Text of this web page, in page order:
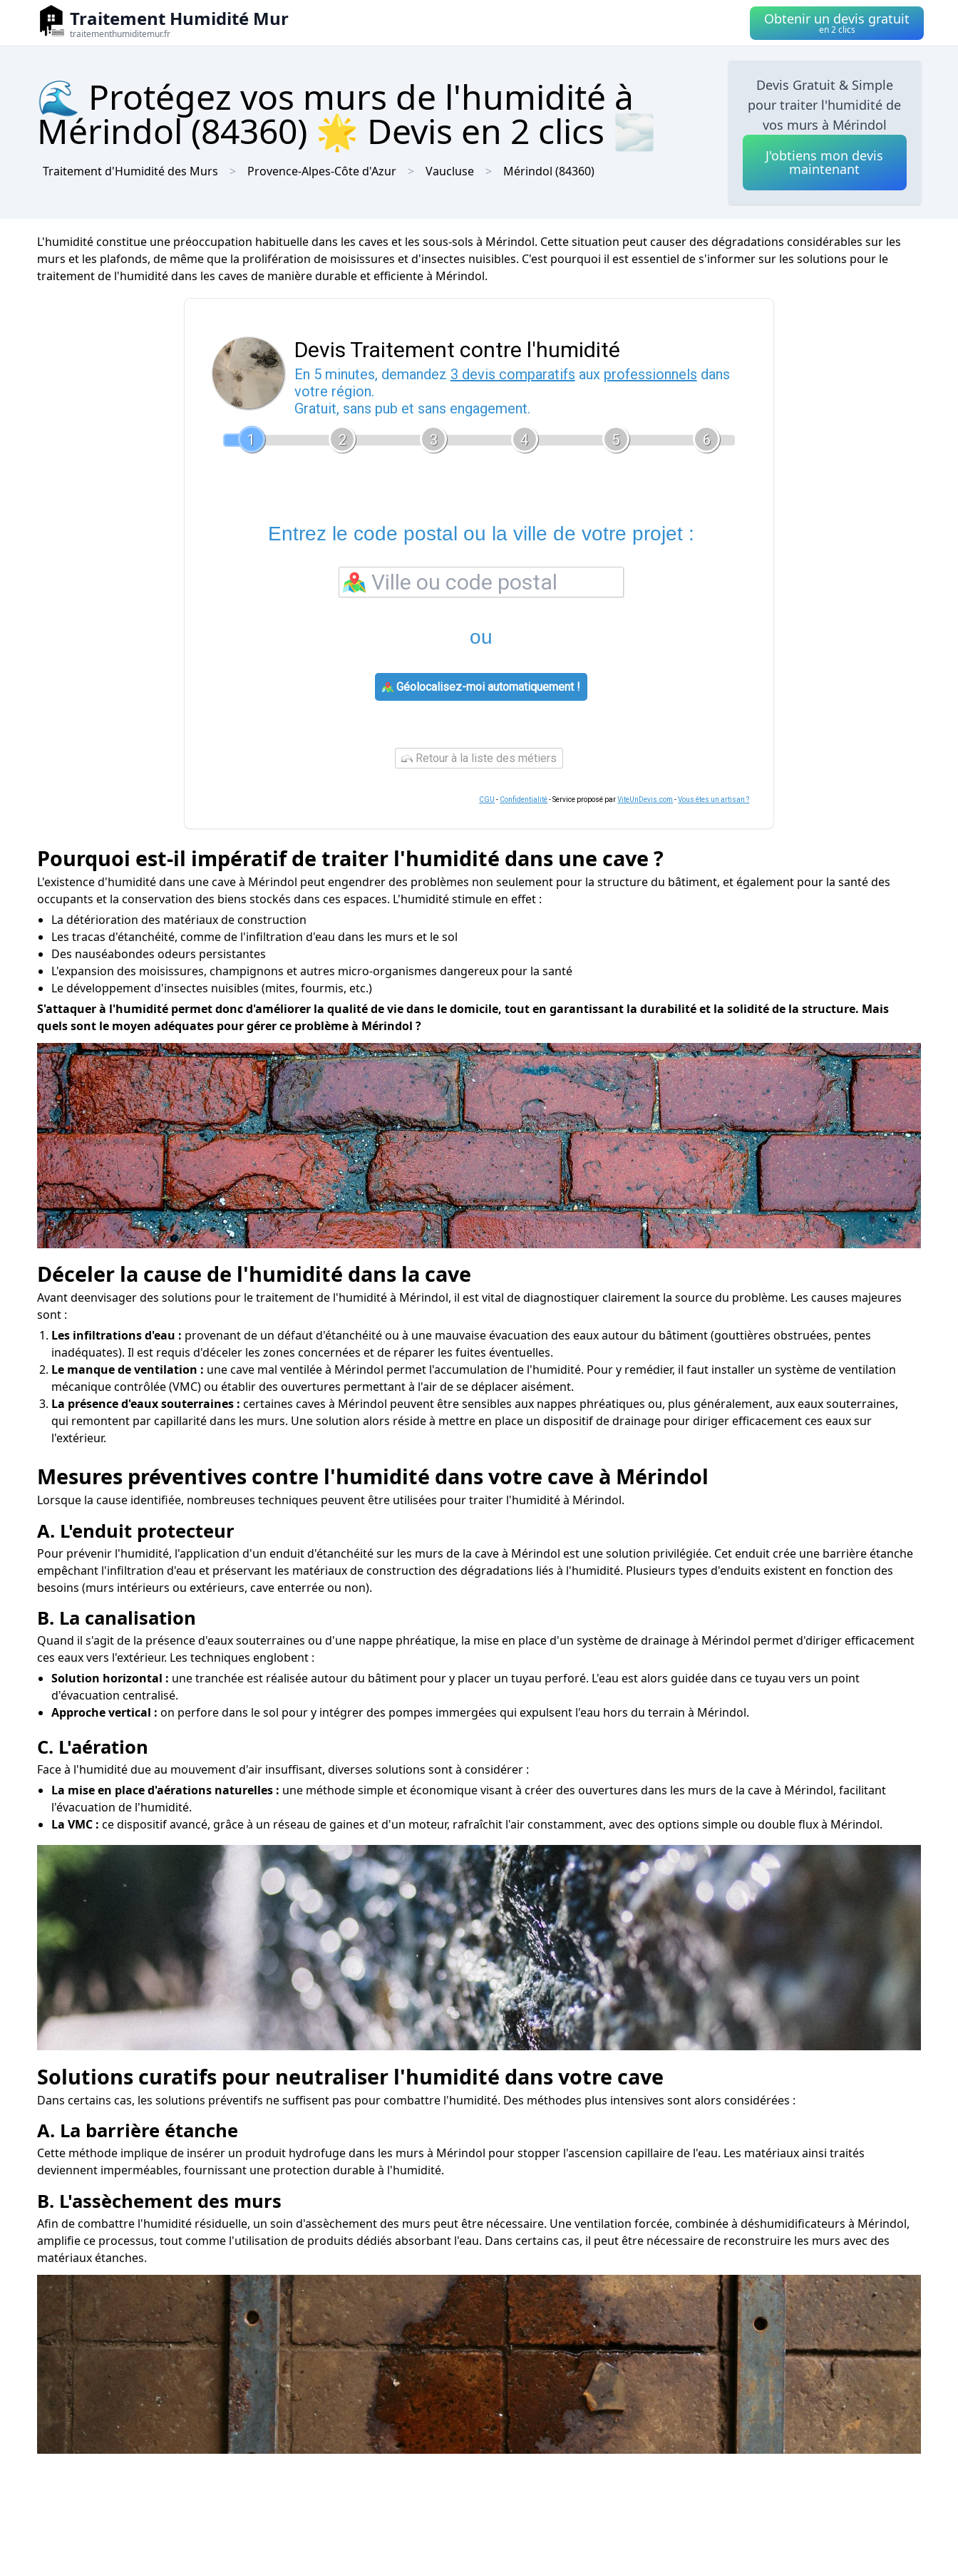
Traitement Humidité Mur
traitementhumiditemur.fr
Obtenir un devis gratuit
en 2 clics
🌊 Protégez vos murs de l'humidité à
Mérindol (84360) 🌟 Devis en 2 clics 🌫
Traitement d'Humidité des Murs Provence-Alpes-Côte d'Azur Vaucluse Mérindol (84360)
Devis Gratuit & Simple
pour traiter l'humidité de
vos murs à Mérindol
J'obtiens mon devis
maintenant
L'humidité constitue une préoccupation habituelle dans les caves et les sous-sols à Mérindol. Cette situation peut causer des dégradations considérables sur les
murs et les plafonds, de même que la prolifération de moisissures et d'insectes nuisibles. C'est pourquoi il est essentiel de s'informer sur les solutions pour le
traitement de l'humidité dans les caves de manière durable et efficiente à Mérindol.
Devis Traitement contre l'humidité
En 5 minutes, demandez 3 devis comparatifs aux professionnels dans
votre région.
Gratuit, sans pub et sans engagement.
1
2 3 4 5 6
Entrez le code postal ou la ville de votre projet :
ou
Géolocalisez-moi automatiquement !
Retour à la liste des métiers
CGU - Confidentialité- Service proposé parViteUnDevis.com -Vous êtes un artisan ?
Pourquoi est-il impératif de traiter l'humidité dans une cave ?
L'existence d'humidité dans une cave à Mérindol peut engendrer des problèmes non seulement pour la structure du bâtiment, et également pour la santé des
occupants et la conservation des biens stockés dans ces espaces. L'humidité stimule en effet :
La détérioration des matériaux de construction
Les tracas d'étanchéité, comme de l'infiltration d'eau dans les murs et le sol
Des nauséabondes odeurs persistantes
L'expansion des moisissures, champignons et autres micro-organismes dangereux pour la santé
Le développement d'insectes nuisibles (mites, fourmis, etc.)
S'attaquer à l'humidité permet donc d'améliorer la qualité de vie dans le domicile, tout en garantissant la durabilité et la solidité de la structure. Mais
quels sont le moyen adéquates pour gérer ce problème à Mérindol ?
Déceler la cause de l'humidité dans la cave
Avant deenvisager des solutions pour le traitement de l'humidité à Mérindol, il est vital de diagnostiquer clairement la source du problème. Les causes majeures
sont :
Les infiltrations d'eau : provenant de un défaut d'étanchéité ou à une mauvaise évacuation des eaux autour du bâtiment (gouttières obstruées, pentes
inadéquates). Il est requis d'déceler les zones concernées et de réparer les fuites éventuelles.
Le manque de ventilation : une cave mal ventilée à Mérindol permet l'accumulation de l'humidité. Pour y remédier, il faut installer un système de ventilation
mécanique contrôlée (VMC) ou établir des ouvertures permettant à l'air de se déplacer aisément.
La présence d'eaux souterraines : certaines caves à Mérindol peuvent être sensibles aux nappes phréatiques ou, plus généralement, aux eaux souterraines,
qui remontent par capillarité dans les murs. Une solution alors réside à mettre en place un dispositif de drainage pour diriger efficacement ces eaux sur
l'extérieur.
Mesures préventives contre l'humidité dans votre cave à Mérindol
Lorsque la cause identifiée, nombreuses techniques peuvent être utilisées pour traiter l'humidité à Mérindol.
A. L'enduit protecteur
Pour prévenir l'humidité, l'application d'un enduit d'étanchéité sur les murs de la cave à Mérindol est une solution privilégiée. Cet enduit crée une barrière étanche
empêchant l'infiltration d'eau et préservant les matériaux de construction des dégradations liés à l'humidité. Plusieurs types d'enduits existent en fonction des
besoins (murs intérieurs ou extérieurs, cave enterrée ou non).
B. La canalisation
Quand il s'agit de la présence d'eaux souterraines ou d'une nappe phréatique, la mise en place d'un système de drainage à Mérindol permet d'diriger efficacement
ces eaux vers l'extérieur. Les techniques englobent :
Solution horizontal : une tranchée est réalisée autour du bâtiment pour y placer un tuyau perforé. L'eau est alors guidée dans ce tuyau vers un point
d'évacuation centralisé.
Approche vertical : on perfore dans le sol pour y intégrer des pompes immergées qui expulsent l'eau hors du terrain à Mérindol.
C. L'aération
Face à l'humidité due au mouvement d'air insuffisant, diverses solutions sont à considérer :
La mise en place d'aérations naturelles : une méthode simple et économique visant à créer des ouvertures dans les murs de la cave à Mérindol, facilitant
l'évacuation de l'humidité.
La VMC : ce dispositif avancé, grâce à un réseau de gaines et d'un moteur, rafraîchit l'air constamment, avec des options simple ou double flux à Mérindol.
Solutions curatifs pour neutraliser l'humidité dans votre cave
Dans certains cas, les solutions préventifs ne suffisent pas pour combattre l'humidité. Des méthodes plus intensives sont alors considérées :
A. La barrière étanche
Cette méthode implique de insérer un produit hydrofuge dans les murs à Mérindol pour stopper l'ascension capillaire de l'eau. Les matériaux ainsi traités
deviennent imperméables, fournissant une protection durable à l'humidité.
B. L'assèchement des murs
Afin de combattre l'humidité résiduelle, un soin d'assèchement des murs peut être nécessaire. Une ventilation forcée, combinée à déshumidificateurs à Mérindol,
amplifie ce processus, tout comme l'utilisation de produits dédiés absorbant l'eau. Dans certains cas, il peut être nécessaire de reconstruire les murs avec des
matériaux étanches.